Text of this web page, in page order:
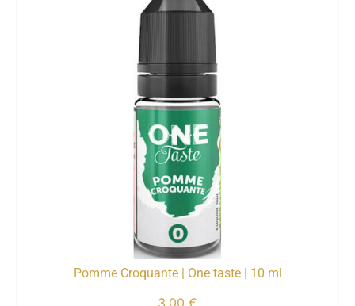
Pomme Croquante | One taste | 10 ml